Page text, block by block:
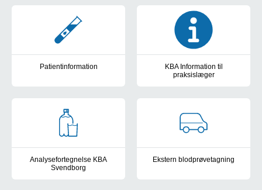
Patientinformation
Læs og udskriv information i forbindelse med
KBA Information til
praksislæger
Analysefortegnelse KBA
Svendborg
Ekstern blodprøvetagning